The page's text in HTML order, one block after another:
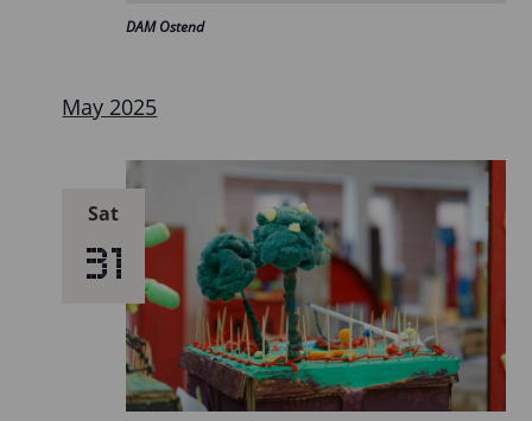
DAM Ostend
May 2025
Sat
31